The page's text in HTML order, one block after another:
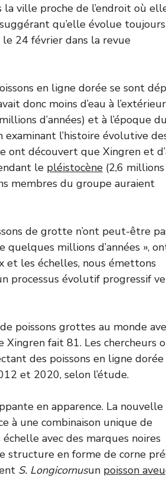
la ville proche de l’endroit où
qu’elle évolue
le 24 février dans la revue
en ligne dorée se sont
donc moins d’eau à
d’années) et à l’époque du
examinant l’histoire évolutive
ont découvert que Xingren et
le pléistocène (2,6 millions
membres du groupe auraient
de grotte n’ont peut-être
millions d’années »,
et les échelles, nous émettons
processus évolutif progressif
poissons grottes au monde
Xingren fait 81. Les chercheurs
des poissons en ligne dorée
et 2020, selon l’étude.
en apparence. La nouvelle
à une combinaison unique de
avec des marques noires
structure en forme de corne
S. Longicornusun poisson